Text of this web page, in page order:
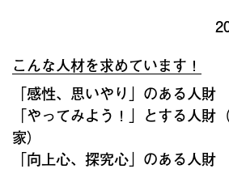
こんな人材を求めています！
「感性、思いやり」のある人財
「やってみよう！」とする人財
家）
「向上心、探究心」のある人財